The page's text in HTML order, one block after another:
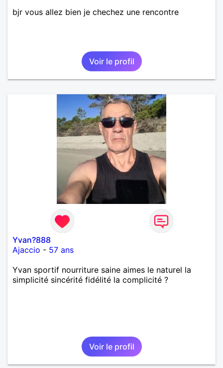
bjr vous allez bien je chechez une rencontre
Voir le profil
Yvan?888
Ajaccio - 57 ans
Yvan sportif nourriture saine aimes le naturel la
simplicité sincérité fidélité la complicité ?
Voir le profil